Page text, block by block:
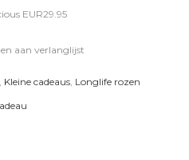
EUR29.95
aan verlanglijst
, Kleine cadeaus, Longlife rozen